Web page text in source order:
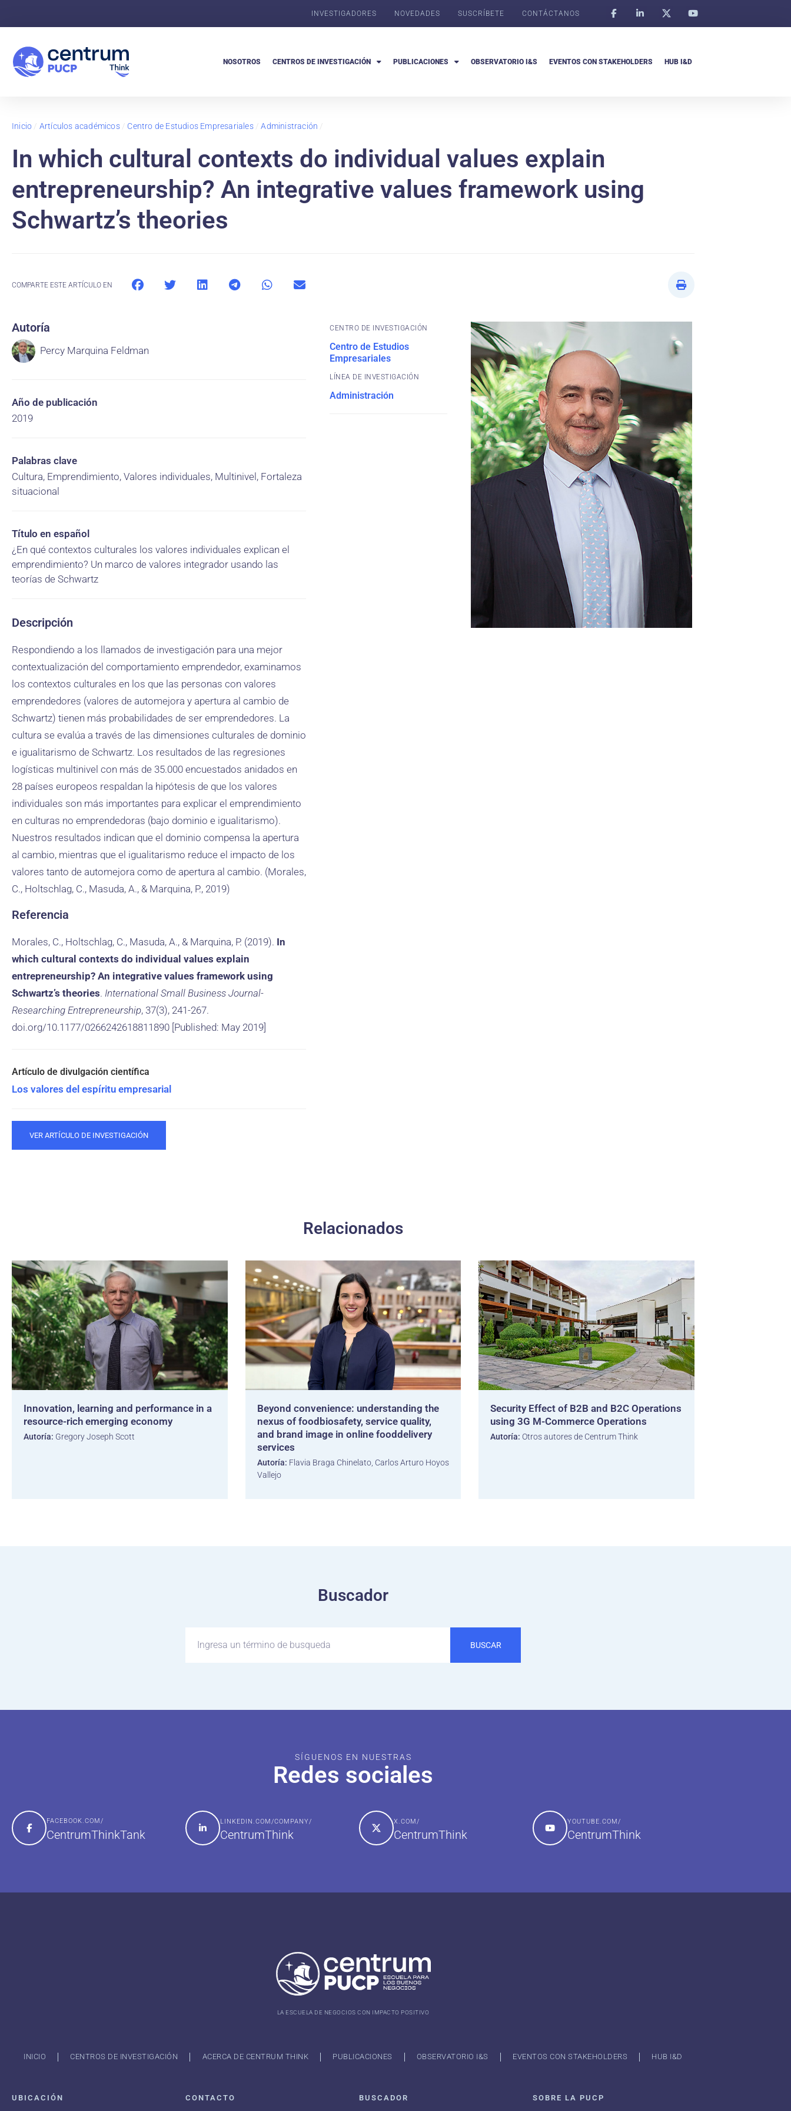
INVESTIGADORES NOVEDADES SUSCRÍBETE CONTÁCTANOS
NOSOTROS CENTROS DE INVESTIGACIÓN PUBLICACIONES OBSERVATORIO I&S EVENTOS CON STAKEHOLDERS HUB I&D
Inicio / Artículos académicos/ Centro de Estudios Empresariales/Administración /
In which cultural contexts do individual values explain
entrepreneurship? An integrative values framework using
Schwartz’s theories
COMPARTE ESTE ARTÍCULO EN
Autoría
Percy Marquina Feldman
Año de publicación
2019
Palabras clave
Cultura, Emprendimiento, Valores individuales, Multinivel, Fortaleza
situacional
Título en español
¿En qué contextos culturales los valores individuales explican el
emprendimiento? Un marco de valores integrador usando las
teorías de Schwartz
Descripción
Respondiendo a los llamados de investigación para una mejor
contextualización del comportamiento emprendedor, examinamos
los contextos culturales en los que las personas con valores
emprendedores (valores de automejora y apertura al cambio de
Schwartz) tienen más probabilidades de ser emprendedores. La
cultura se evalúa a través de las dimensiones culturales de dominio
e igualitarismo de Schwartz. Los resultados de las regresiones
logísticas multinivel con más de 35.000 encuestados anidados en
28 países europeos respaldan la hipótesis de que los valores
individuales son más importantes para explicar el emprendimiento
en culturas no emprendedoras (bajo dominio e igualitarismo).
Nuestros resultados indican que el dominio compensa la apertura
al cambio, mientras que el igualitarismo reduce el impacto de los
valores tanto de automejora como de apertura al cambio. (Morales,
C., Holtschlag, C., Masuda, A., & Marquina, P., 2019)
Referencia
Morales, C., Holtschlag, C., Masuda, A., & Marquina, P. (2019). In
which cultural contexts do individual values explain
entrepreneurship? An integrative values framework using
Schwartz’s theories. International Small Business Journal-
Researching Entrepreneurship, 37(3), 241-267.
doi.org/10.1177/0266242618811890 [Published: May 2019]
Los valores del espíritu empresarial
VER ARTÍCULO DE INVESTIGACIÓN
CENTRO DE INVESTIGACIÓN
Centro de Estudios
Empresariales
Administración
Relacionados
Innovation, learning and performance in a
resource-rich emerging economy
Autoría: Gregory Joseph Scott
Beyond convenience: understanding the
nexus of foodbiosafety, service quality,
and brand image in online fooddelivery
services
Autoría: Flavia Braga Chinelato, Carlos Arturo Hoyos
Vallejo
Security Effect of B2B and B2C Operations
using 3G M-Commerce Operations
Autoría: Otros autores de Centrum Think
Buscador
BUSCAR
SÍGUENOS EN NUESTRAS
Redes sociales
FACEBOOK.COM/
CentrumThinkTank
LINKEDIN.COM/COMPANY/
CentrumThink
X.COM/
CentrumThink
YOUTUBE.COM/
CentrumThink
LA ESCUELA DE NEGOCIOS CON IMPACTO POSITIVO
INICIO CENTROS DE INVESTIGACIÓN ACERCA DE CENTRUM THINK PUBLICACIONES OBSERVATORIO I&S EVENTOS CON STAKEHOLDERS HUB I&D
UBICACIÓN CONTACTO BUSCADOR SOBRE LA PUCP